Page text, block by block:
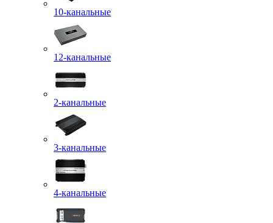
10-канальные
12-канальные
2-канальные
3-канальные
4-канальные